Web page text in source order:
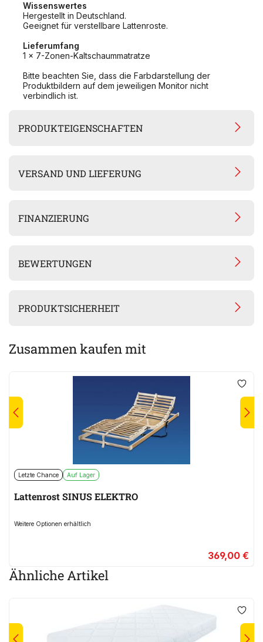
Wissenswertes
Hergestellt in Deutschland.
Geeignet für verstellbare Lattenroste.
Lieferumfang
1 x 7-Zonen-Kaltschaummatratze
Bitte beachten Sie, dass die Farbdarstellung der
Produktbildern auf dem jeweiligen Monitor nicht
verbindlich ist.
PRODUKTEIGENSCHAFTEN
VERSAND UND LIEFERUNG
FINANZIERUNG
BEWERTUNGEN
PRODUKTSICHERHEIT
Zusammen kaufen mit
Letzte Chance Auf Lager
Lattenrost SINUS ELEKTRO
Weitere Optionen erhältlich
369,00 €
Ähnliche Artikel